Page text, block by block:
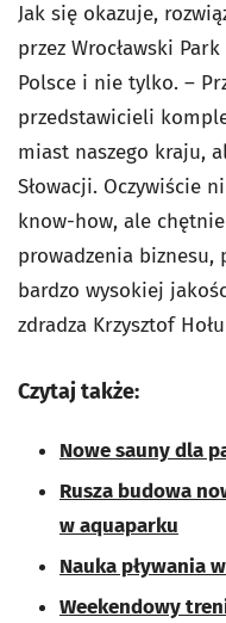
Jak się okazuje,
przez Wrocławski
Polsce i nie tylko. –
przedstawicieli
miast naszego kraju,
Słowacji. Oczywiście
know-how, ale
prowadzenia biznesu,
bardzo wysokiej
zdradza Krzysztof
Czytaj także:
Nowe sauny dla
Rusza budowa
w aquaparku
Nauka pływania
Weekendowy